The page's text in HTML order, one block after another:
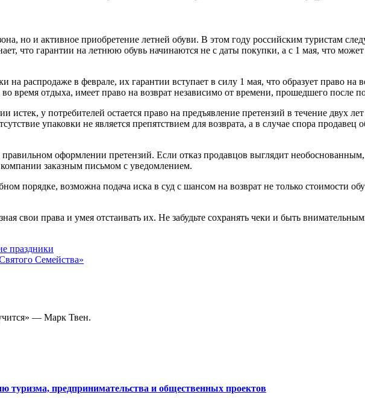
что гарантии на летнюю обувь начинаются не с даты покупки, а с 1 мая, что
распродаже в феврале, их гарантии вступает в силу 1 мая, что образует право на
время отдыха, имеет право на возврат независимо от времени, прошедшего после
истек, у потребителей остается право на предъявление претензий в течение двух
упаковки не является препятствием для возврата, а в случае спора продавец
оформлении претензий. Если отказ продавцов выглядит необоснованным,
заказным письмом с уведомлением.
порядке, возможна подача иска в суд с шансом на возврат не только стоимости
свои права и умея отстаивать их. Не забудьте сохранять чеки и быть
праздники
Семейства»
— Марк Твен.
туризма, предпринимательства и общественных проектов